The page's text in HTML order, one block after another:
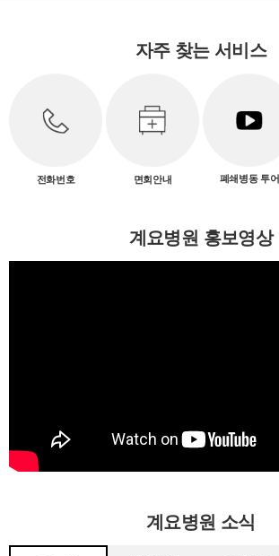
자주 찾는 서비스
전화번호 면회안내 폐쇄병동 투어
계요병원 홍보영상
계요병원 소식